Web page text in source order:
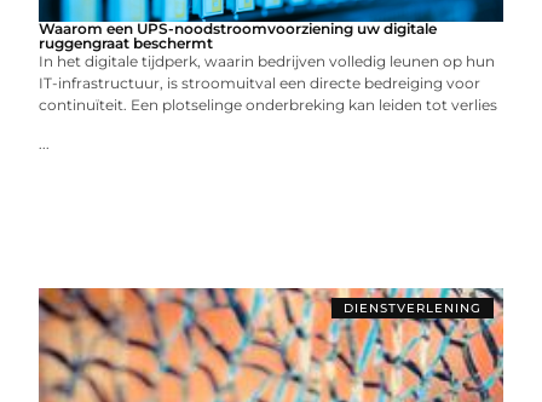
Waarom een UPS-noodstroomvoorziening uw digitale
ruggengraat beschermt
In het digitale tijdperk, waarin bedrijven volledig leunen op hun
IT-infrastructuur, is stroomuitval een directe bedreiging voor
continuïteit. Een plotselinge onderbreking kan leiden tot verlies
...
DIENSTVERLENING